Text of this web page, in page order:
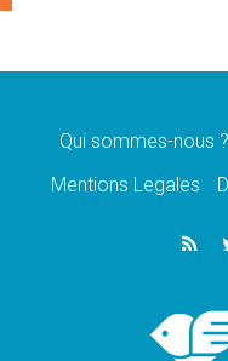
«La
Le
Léon XIV
un
Qui sommes-nous ?
Mentions Legales